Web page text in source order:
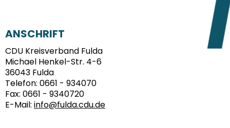
FUSSBEREICH
ANSCHRIFT
CDU Kreisverband Fulda
Michael Henkel-Str. 4-6
36043 Fulda
Telefon: 0661 - 934070
Fax: 0661 - 9340720
E-Mail: info@fulda.cdu.de